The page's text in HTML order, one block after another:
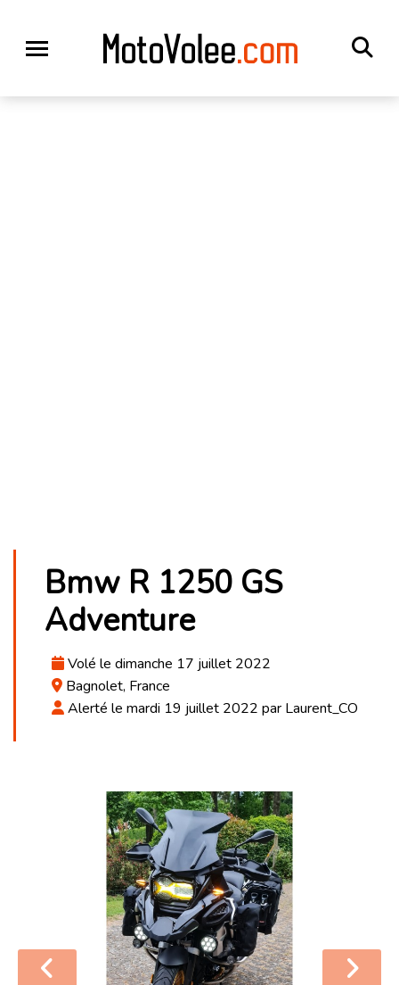
Bmw R 1250 GS
Adventure
Volé le dimanche 17 juillet 2022
Bagnolet, France
Alerté le mardi 19 juillet 2022 par Laurent_CO